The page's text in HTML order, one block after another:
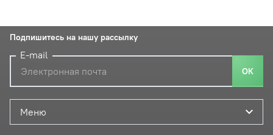
Меню
Подпишитесь на нашу рассылку
E-mail
ОК